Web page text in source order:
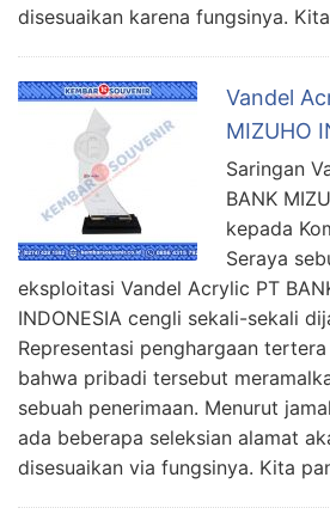
disesuaikan karena fungsinya.
Vandel
MIZUHO
Saringan
BANK
kepada
Seraya
eksploitasi Vandel Acrylic PT
INDONESIA cengli sekali-sekali
Representasi penghargaan
bahwa pribadi tersebut
sebuah penerimaan. Menurut
ada beberapa seleksian alamat
disesuaikan via fungsinya. Kita